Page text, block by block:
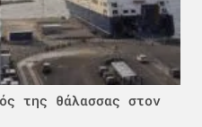
της θάλασσας στον